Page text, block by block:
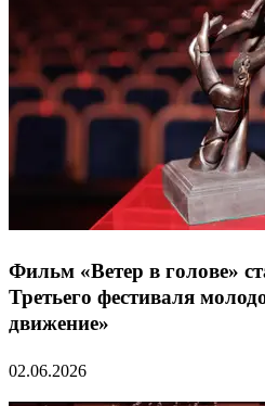
Фильм «Ветер в голове»
Третьего фестиваля
движение»
02.06.2026